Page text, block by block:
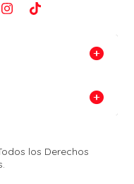
los Derechos